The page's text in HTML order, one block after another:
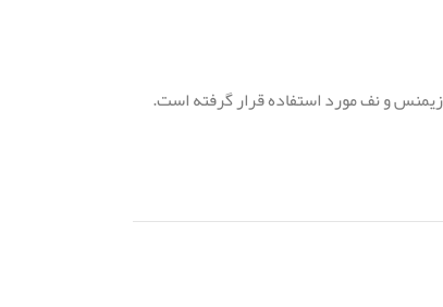
و نف مورد استفاده قرار گرفته است.